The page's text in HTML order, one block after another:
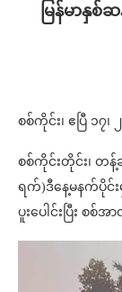
မြန်မာနှ
စစ်ကိုင်း၊ ဧပြီ ၁၇၊
စစ်ကိုင်းတိုင်း၊ တန့်
ရက်)ဒီနေ့မနက်ပိုင်
ပူးပေါင်းပြီး